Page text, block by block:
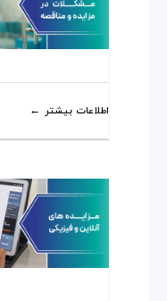
اطلاعات بیشتر